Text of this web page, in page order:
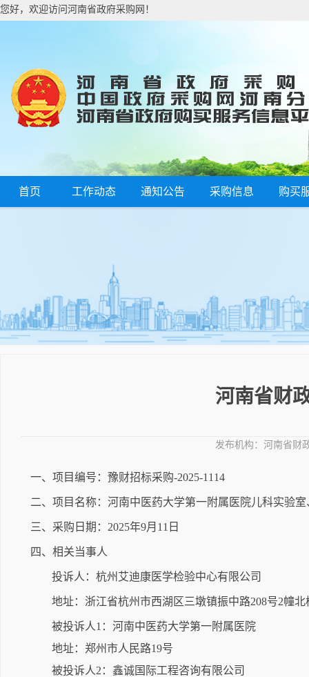
您好，欢迎访问河南省政府采购网！
首页 工作动态 通知公告 采购信息 购买
河南省财
发布机构： 河南省财
一、项目编号：豫财招标采购-2025-1114
二、项目名称：河南中医药大学第一附属医院儿科实验
三、采购日期：2025年9月11日
四、相关当事人
投诉人：杭州艾迪康医学检验中心有限公司
地址：浙江省杭州市西湖区三墩镇振中路208号2幢
被投诉人1：河南中医药大学第一附属医院
地址：郑州市人民路19号
被投诉人2：鑫诚国际工程咨询有限公司